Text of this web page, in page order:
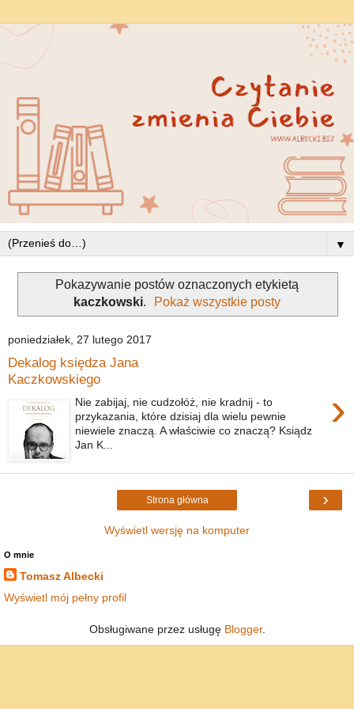
▼
Pokazywanie postów oznaczonych etykietą
kaczkowski. Pokaż wszystkie posty
poniedziałek, 27 lutego 2017
Dekalog księdza Jana
Kaczkowskiego
›
Nie zabijaj, nie cudzołóż, nie kradnij - to
przykazania, które dzisiaj dla wielu pewnie
niewiele znaczą. A właściwie co znaczą? Ksiądz
Jan K...
›
Strona główna
Wyświetl wersję na komputer
O mnie
Tomasz Albecki
Wyświetl mój pełny profil
Obsługiwane przez usługę Blogger.